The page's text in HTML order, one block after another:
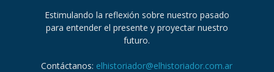
Estimulando la reflexión sobre nuestro pasado
para entender el presente y proyectar nuestro
futuro.
Contáctanos: elhistoriador@elhistoriador.com.ar